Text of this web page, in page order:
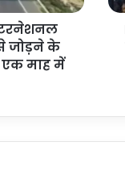
जोड़ने के
एक माह में
बड़ा